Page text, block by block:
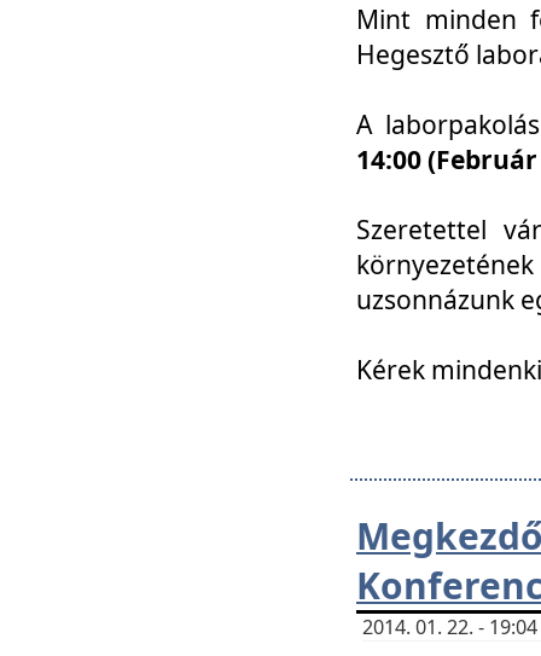
Mint minden
Hegesztő
A
14:00
Szeretettel
uzsonnázunk
Kérek
2014. 01. 22. -